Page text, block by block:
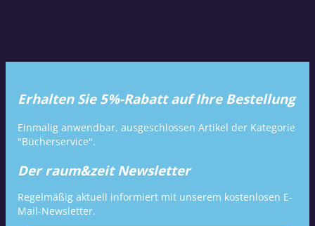
Erhalten Sie 5%-Rabatt auf Ihre Bestellung
Einmalig anwendbar, ausgeschlossen Artikel der Kategorie
"Bücherservice".
Der raum&zeit Newsletter
Regelmäßig aktuell informiert mit unserem kostenlosen E-
Mail-Newsletter.